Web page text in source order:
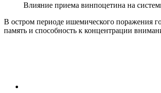
Влияние приема винпоцетина на
В остром периоде ишемического поражения
память и способность к концентрации